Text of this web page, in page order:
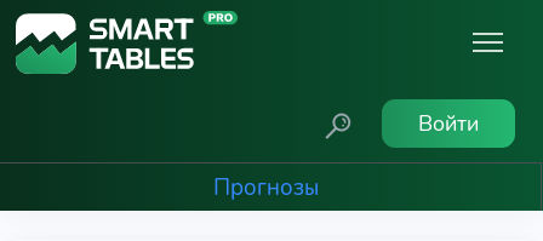
Войти
Прогнозы